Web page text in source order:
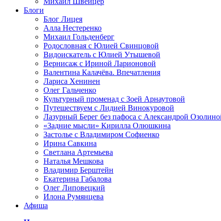
Блоги
Блог Лицея
Алла Нестеренко
Михаил Гольденберг
Родословная с Юлией Свинцовой
Видоискатель с Юлией Утышевой
Вернисаж с Ириной Ларионовой
Валентина Калачёва. Впечатления
Лариса Хенинен
Олег Гальченко
Культурный променад с Зоей Арнаутовой
Путешествуем с Лидией Винокуровой
Лазурный Берег без пафоса с Александрой
«Задние мысли» Кирилла Олюшкина
Застолье с Владимиром Софиенко
Ирина Савкина
Светлана Артемьева
Наталья Мешкова
Владимир Берштейн
Екатерина Габалова
Олег Липовецкий
Илона Румянцева
Афиша